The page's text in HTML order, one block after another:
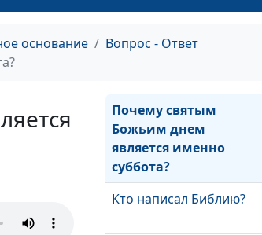
основание
Вопрос - Ответ
Завете?
Что такое
Почему святым
Божьим днем
является именно
суббота?
Кто написал Библию?